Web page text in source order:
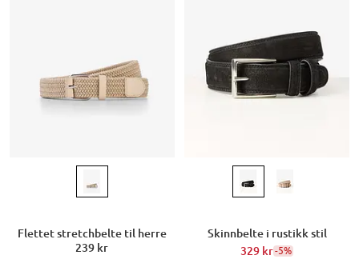
Flettet stretchbelte til herre
239 kr
Skinnbelte i rustikk stil
329 kr-5%